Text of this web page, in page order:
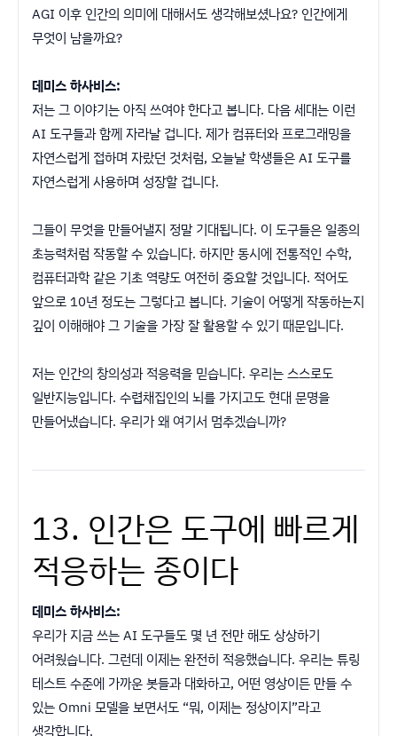
AGI 이후 인간의 의미에 대해서도 생각해보셨나요? 인간에게
무엇이 남을까요?
데미스 하사비스:
저는 그 이야기는 아직 쓰여야 한다고 봅니다. 다음 세대는 이런
AI 도구들과 함께 자라날 겁니다. 제가 컴퓨터와 프로그래밍을
자연스럽게 접하며 자랐던 것처럼, 오늘날 학생들은 AI 도구를
자연스럽게 사용하며 성장할 겁니다.
그들이 무엇을 만들어낼지 정말 기대됩니다. 이 도구들은 일종의
초능력처럼 작동할 수 있습니다. 하지만 동시에 전통적인 수학,
컴퓨터과학 같은 기초 역량도 여전히 중요할 것입니다. 적어도
앞으로 10년 정도는 그렇다고 봅니다. 기술이 어떻게 작동하는지
깊이 이해해야 그 기술을 가장 잘 활용할 수 있기 때문입니다.
저는 인간의 창의성과 적응력을 믿습니다. 우리는 스스로도
일반지능입니다. 수렵채집인의 뇌를 가지고도 현대 문명을
만들어냈습니다. 우리가 왜 여기서 멈추겠습니까?
13. 인간은 도구에 빠르게
적응하는 종이다
데미스 하사비스:
우리가 지금 쓰는 AI 도구들도 몇 년 전만 해도 상상하기
어려웠습니다. 그런데 이제는 완전히 적응했습니다. 우리는 튜링
테스트 수준에 가까운 봇들과 대화하고, 어떤 영상이든 만들 수
있는 Omni 모델을 보면서도 “뭐, 이제는 정상이지”라고
생각합니다.